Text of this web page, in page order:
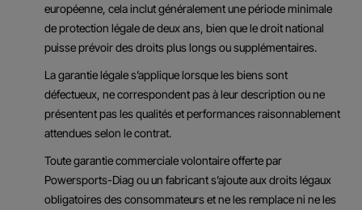
européenne, cela inclut généralement une période minimale
de protection légale de deux ans, bien que le droit national
puisse prévoir des droits plus longs ou supplémentaires.
La garantie légale s’applique lorsque les biens sont
défectueux, ne correspondent pas à leur description ou ne
présentent pas les qualités et performances raisonnablement
attendues selon le contrat.
Toute garantie commerciale volontaire offerte par
Powersports-Diag ou un fabricant s’ajoute aux droits légaux
obligatoires des consommateurs et ne les remplace ni ne les